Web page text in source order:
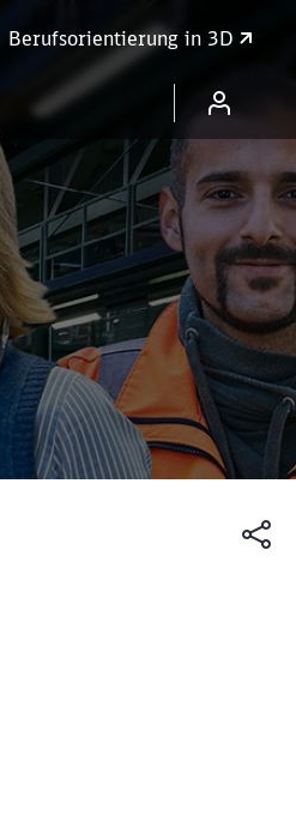
Berufsorientierung in 3D